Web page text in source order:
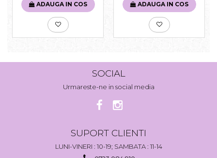
ADAUGA IN COS ADAUGA IN COS
SOCIAL
Urmareste-ne in social media
SUPORT CLIENTI
LUNI-VINERI : 10-19; SAMBATA : 11-14